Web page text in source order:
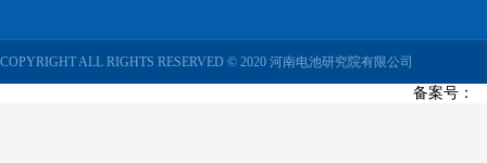
COPYRIGHT ALL RIGHTS RESERVED © 2020 河南电池研究院有限公司
备案号：